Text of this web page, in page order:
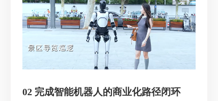
02 完成智能机器人的商业化路径闭环